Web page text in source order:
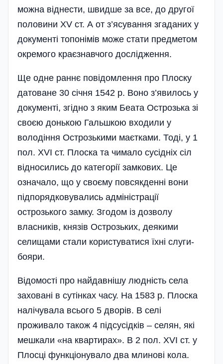
можна віднести, швидше за все, до другої
половини XV ст. А от з’ясування згаданих у
документі топонімів може стати предметом
окремого краєзнавчого дослідження.
Ще одне раннє повідомлення про Плоску
датоване 30 січня 1542 р. Воно з’явилось у
документі, згідно з яким Беата Острозька зі
своєю донькою Гальшкою входили у
володіння Острозькими маєтками. Тоді, у 1
пол. XVI ст. Плоска та чимало сусідніх сіл
відносились до категорії замкових. Це
означало, що у своєму повсякденні вони
підпорядковувались адміністрації
острозького замку. Згодом із дозволу
власників, князів Острозьких, деякими
селищами стали користуватися їхні слуги-
бояри.
Відомості про найдавнішу людність села
заховані в сутінках часу. На 1583 р. Плоска
налічувала всього 5 дворів. В селі
проживало також 4 підсусідків – селян, які
мешкали «на квартирах». В 2 пол. XVI ст. у
Плосці функціонувало два млинові кола.